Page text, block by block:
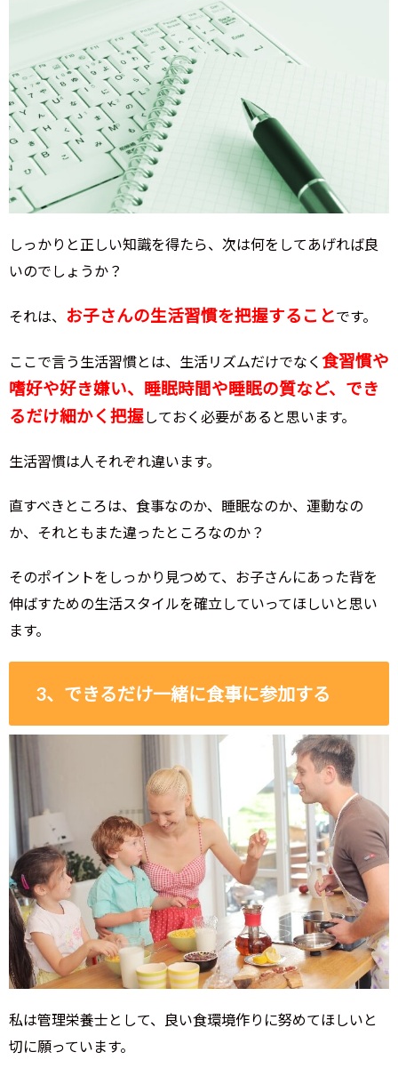
しっかりと正しい知識を得たら、次は何をしてあげれば良
いのでしょうか？
それは、 お子さんの生活習慣を把握することです。
ここで言う生活習慣とは、生活リズムだけでなく 食習慣や
嗜好や好き嫌い、睡眠時間や睡眠の質など、でき
るだけ細かく把握しておく必要があると思います。
生活習慣は人それぞれ違います。
直すべきところは、食事なのか、睡眠なのか、運動なの
か、それともまた違ったところなのか？
そのポイントをしっかり見つめて、お子さんにあった背を
伸ばすための生活スタイルを確立していってほしいと思い
ます。
3、できるだけ一緒に食事に参加する
私は管理栄養士として、良い食環境作りに努めてほしいと
切に願っています。